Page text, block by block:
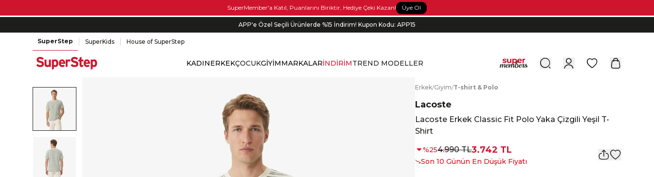
SuperMember'a Katıl, Puanlarını Biriktir, Hediye Çeki Kazan! Üye Ol
APP'e Özel Seçili Ürünlerde %15 İndirim! Kupon Kodu: APP15
SuperStep SuperKids House of SuperStep
KADINERKEKÇOCUKGİYİMMARKALARİNDİRİMTREND MODELLER 0
Erkek/Giyim/T-shirt & Polo
Lacoste
Lacoste Erkek Classic Fit Polo Yaka Çizgili Yeşil T-
Shirt
%254.990 TL3.742 TL
Son 10 Günün En Düşük Fiyatı